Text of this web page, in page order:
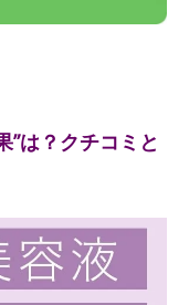
”は？クチコミと